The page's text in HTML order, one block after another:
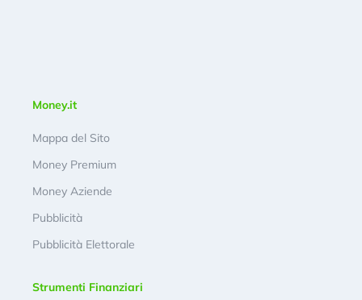
Money.it
Mappa del Sito
Money Premium
Money Aziende
Pubblicità
Pubblicità Elettorale
Strumenti Finanziari